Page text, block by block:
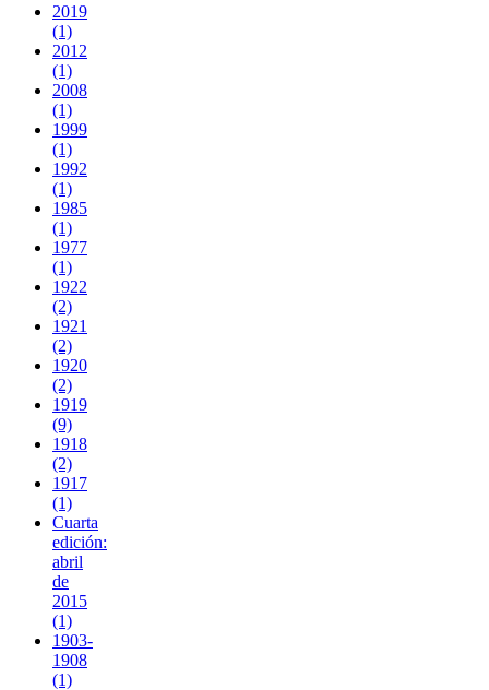
2019
(1)
2012
(1)
2008
(1)
1999
(1)
1992
(1)
1985
(1)
1977
(1)
1922
(2)
1921
(2)
1920
(2)
1919
(9)
1918
(2)
1917
(1)
Cuarta
edición:
abril
de
2015
(1)
1903-
1908
(1)